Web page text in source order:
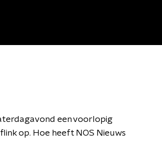
een voorlopig
op. Hoe heeft NOS Nieuws